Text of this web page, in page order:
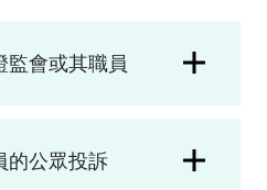
監會或其職員
的公眾投訴